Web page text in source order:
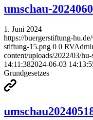
umschau-
1. Juni 2024
https://buergerstiftung-
stiftung-15.png 0 0
content/uploads/2022/03/
14:11:382024-06-03
Grundgesetzes